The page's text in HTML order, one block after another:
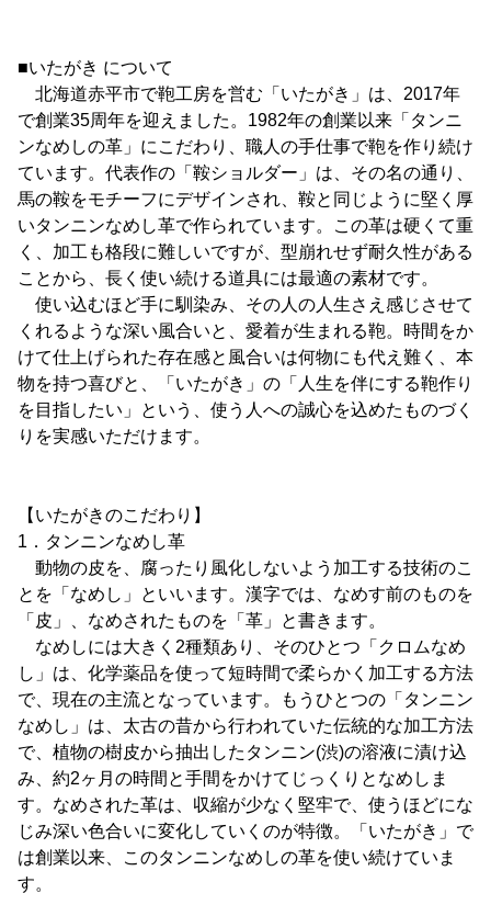
■いたがき について
北海道赤平市で鞄工房を営む「いたがき」は、2017年
で創業35周年を迎えました。1982年の創業以来「タンニ
ンなめしの革」にこだわり、職人の手仕事で鞄を作り続け
ています。代表作の「鞍ショルダー」は、その名の通り、
馬の鞍をモチーフにデザインされ、鞍と同じように堅く厚
いタンニンなめし革で作られています。この革は硬くて重
く、加工も格段に難しいですが、型崩れせず耐久性がある
ことから、長く使い続ける道具には最適の素材です。
使い込むほど手に馴染み、その人の人生さえ感じさせて
くれるような深い風合いと、愛着が生まれる鞄。時間をか
けて仕上げられた存在感と風合いは何物にも代え難く、本
物を持つ喜びと、「いたがき」の「人生を伴にする鞄作り
を目指したい」という、使う人への誠心を込めたものづく
りを実感いただけます。
【いたがきのこだわり】
1．タンニンなめし革
動物の皮を、腐ったり風化しないよう加工する技術のこ
とを「なめし」といいます。漢字では、なめす前のものを
「皮」、なめされたものを「革」と書きます。
なめしには大きく2種類あり、そのひとつ「クロムなめ
し」は、化学薬品を使って短時間で柔らかく加工する方法
で、現在の主流となっています。もうひとつの「タンニン
なめし」は、太古の昔から行われていた伝統的な加工方法
で、植物の樹皮から抽出したタンニン(渋)の溶液に漬け込
み、約2ヶ月の時間と手間をかけてじっくりとなめしま
す。なめされた革は、収縮が少なく堅牢で、使うほどにな
じみ深い色合いに変化していくのが特徴。「いたがき」で
は創業以来、このタンニンなめしの革を使い続けていま
す。